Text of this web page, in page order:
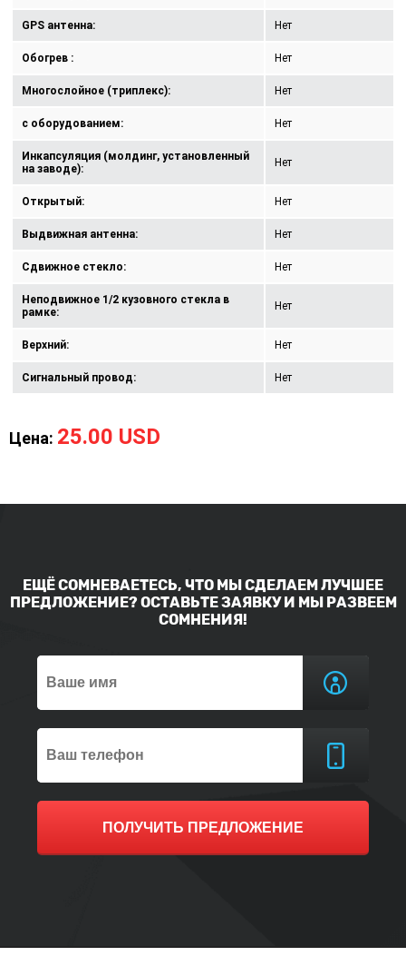
GPS антенна: Нет
Обогрев : Нет
Многослойное (триплекс): Нет
с оборудованием: Нет
Инкапсуляция (молдинг, установленный
на заводе):
Нет
Открытый: Нет
Выдвижная антенна: Нет
Сдвижное стекло: Нет
Неподвижное 1/2 кузовного стекла в
рамке:
Нет
Верхний: Нет
Сигнальный провод: Нет
Цена: 25.00 USD
ЕЩЁ СОМНЕВАЕТЕСЬ, ЧТО МЫ СДЕЛАЕМ ЛУЧШЕЕ
ПРЕДЛОЖЕНИЕ? ОСТАВЬТЕ ЗАЯВКУ И МЫ РАЗВЕЕМ
СОМНЕНИЯ!
ПОЛУЧИТЬ ПРЕДЛОЖЕНИЕ